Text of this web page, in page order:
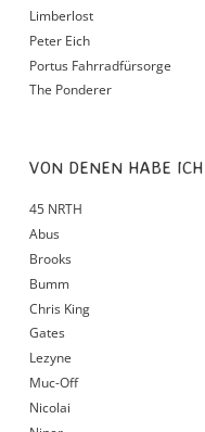
Limberlost
Peter Eich
Portus Fahrradfürsorge
The Ponderer
VON DENEN HABE
45 NRTH
Abus
Brooks
Bumm
Chris King
Gates
Lezyne
Muc-Off
Nicolai